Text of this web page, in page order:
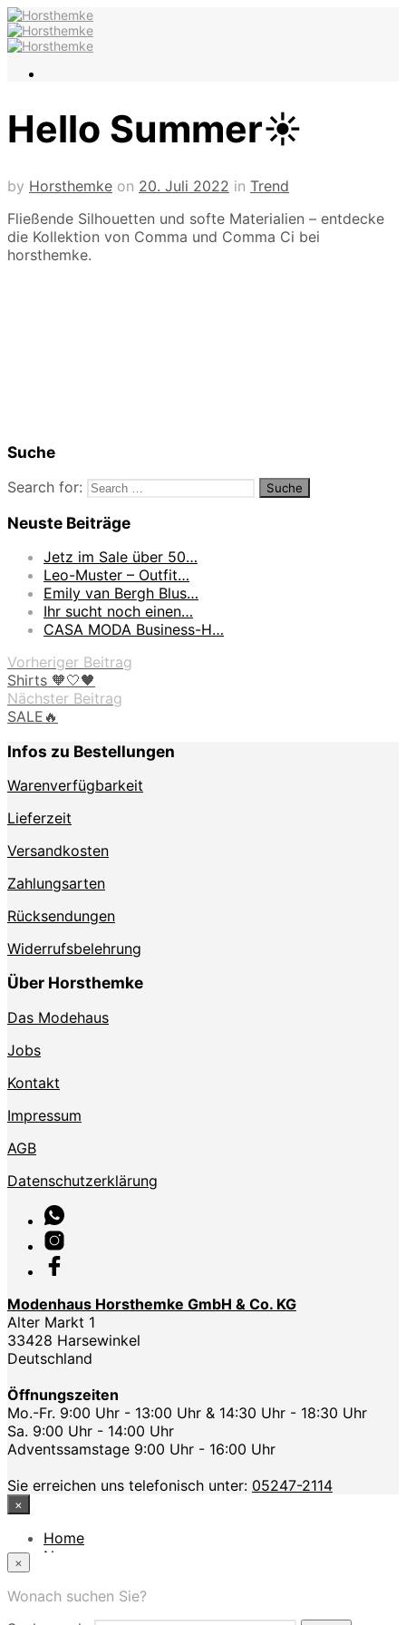
Hello Summer☀️
by Horsthemke on 20. Juli 2022 in Trend
Fließende Silhouetten und softe Materialien – entdecke
die Kollektion von Comma und Comma Ci bei
horsthemke.
Suche
Search for:
Neuste Beiträge
Jetz im Sale über 50…
Leo-Muster – Outfit…
Emily van Bergh Blus…
Ihr sucht noch einen…
CASA MODA Business-H…
Vorheriger Beitrag
Shirts 🧡🤍🖤
Nächster Beitrag
SALE🔥
Infos zu Bestellungen
Warenverfügbarkeit
Lieferzeit
Versandkosten
Zahlungsarten
Rücksendungen
Widerrufsbelehrung
Über Horsthemke
Das Modehaus
Jobs
Kontakt
Impressum
AGB
Datenschutzerklärung
Modenhaus Horsthemke GmbH & Co. KG
Alter Markt 1
33428 Harsewinkel
Deutschland
Öffnungszeiten
Mo.-Fr. 9:00 Uhr - 13:00 Uhr & 14:30 Uhr - 18:30 Uhr
Sa. 9:00 Uhr - 14:00 Uhr
Adventssamstage 9:00 Uhr - 16:00 Uhr
Sie erreichen uns telefonisch unter: 05247-2114
×
Home
News
App
×
Wonach suchen Sie?